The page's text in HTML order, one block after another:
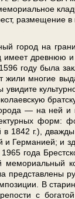
раз­ме­ще­ние в
го­род на
име­ет древ­нюю
го­ду бы­ла
жи­ли мно­гие
— на ней
форм:
г.),
Гер­ма­ни­ей; и
го­да
пред­став­ле­ны
В
с бо­га­той